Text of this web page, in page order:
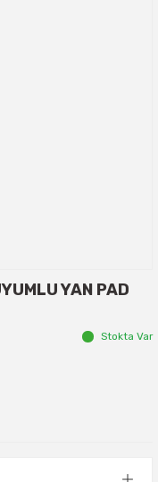
YAN PAD
Stokta Var